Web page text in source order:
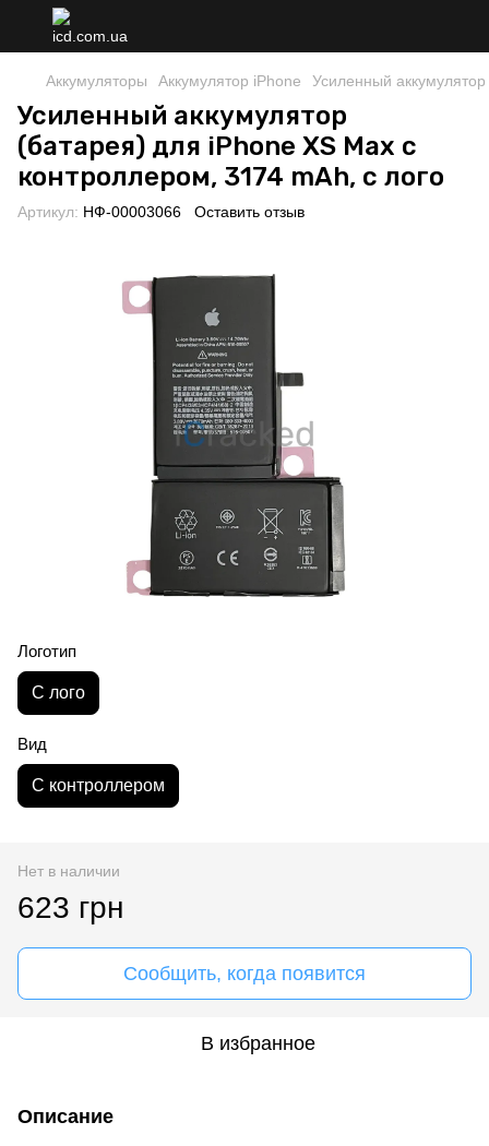
Аккумуляторы Аккумулятор iPhone Усиленный
Усиленный аккумулятор
(батарея) для iPhone XS Max с
контроллером, 3174 mAh, с лого
Артикул: НФ-00003066 Оставить отзыв
Логотип
С лого
Вид
С контроллером
Нет в наличии
623 грн
Сообщить, когда появится
В избранное
Описание